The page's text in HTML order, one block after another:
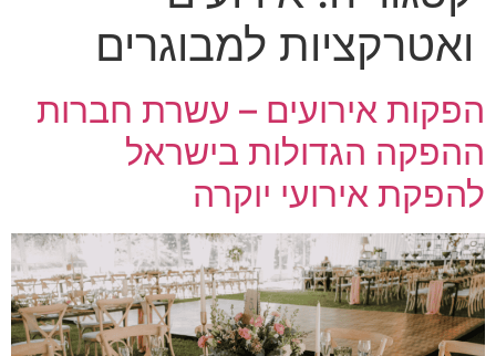
ואטרקציות למבוגרים
הפקות אירועים – עשרת חברות
ההפקה הגדולות בישראל
להפקת אירועי יוקרה